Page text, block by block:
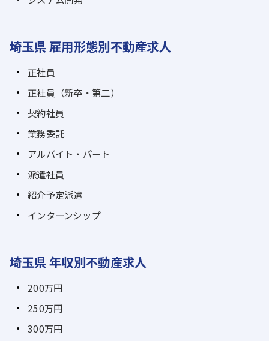
埼玉県 雇用形態別不動産求人
正社員
正社員（新卒・第二）
契約社員
業務委託
アルバイト・パート
派遣社員
紹介予定派遣
インターンシップ
埼玉県 年収別不動産求人
200万円
250万円
300万円